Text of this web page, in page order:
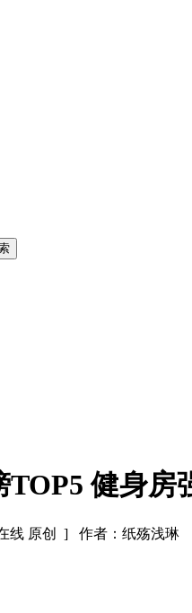
健身房
线 原创 ] 作者：纸殇浅琳